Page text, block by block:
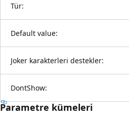
Tür:
Default value:
Joker karakterleri destekler:
DontShow:
Parametre kümeleri